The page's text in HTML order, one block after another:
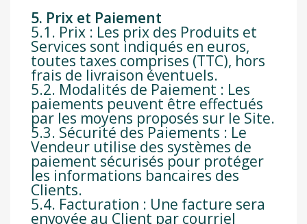
5. Prix et Paiement
5.1. Prix : Les prix des Produits et
Services sont indiqués en euros,
toutes taxes comprises (TTC), hors
frais de livraison éventuels.
5.2. Modalités de Paiement : Les
paiements peuvent être effectués
par les moyens proposés sur le Site.
5.3. Sécurité des Paiements : Le
Vendeur utilise des systèmes de
paiement sécurisés pour protéger
les informations bancaires des
Clients.
5.4. Facturation : Une facture sera
envoyée au Client par courriel